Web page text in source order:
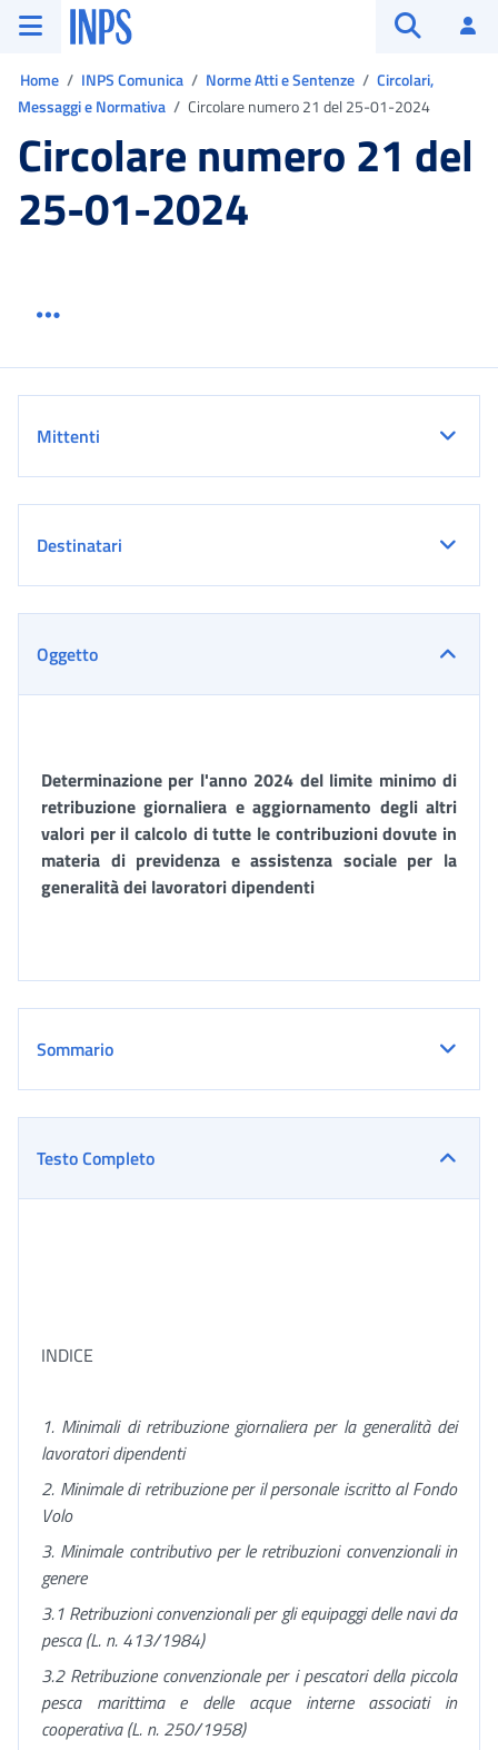
Vai al menu principale
Vai al contenuto principale
Vai al pie' di pagina
INPS ()
Home INPS Comunica Norme Atti e Sentenze
Circolari,
Messaggi e Normativa
Circolare numero 21 del 25-01-2024
Circolare numero 21 del
25-01-2024
Mittenti
Destinatari
Oggetto
Determinazione per l'anno 2024 del limite minimo di
retribuzione giornaliera e aggiornamento degli altri
valori per il calcolo di tutte le contribuzioni dovute in
materia di previdenza e assistenza socialeper la
generalità dei lavoratori dipendenti
Sommario
Testo Completo
INDICE
1. Minimali di retribuzione giornaliera per la generalità dei
lavoratori dipendenti
2. Minimale di retribuzione per il personale iscritto al Fondo
Volo
3. Minimale contributivo per le retribuzioni convenzionali in
genere
3.1 Retribuzioni convenzionali per gli equipaggi delle navi da
pesca (L. n. 413/1984)
3.2 Retribuzione convenzionale per i pescatori della piccola
pesca marittima e delle acque interne associati in
cooperativa (L. n. 250/1958)